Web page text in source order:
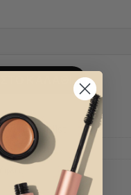
Πέτρα ποσότητα
ΚΑΛΆΘΙ
to wishlist